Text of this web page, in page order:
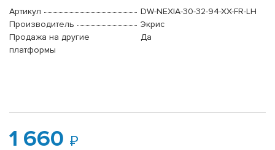
Артикул
DW-NEXIA-30-32-94-XX-FR-LH
Производитель
Экрис
Продажа на другие
платформы
Да
1 660